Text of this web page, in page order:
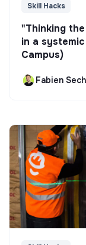
Skill Hacks
"Thinking
in a
Campus)
Fabien